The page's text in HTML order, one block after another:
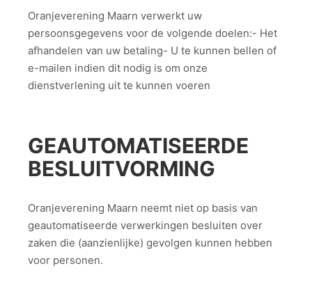
Oranjeverening Maarn verwerkt uw
persoonsgegevens voor de volgende doelen:- Het
afhandelen van uw betaling- U te kunnen bellen of
e-mailen indien dit nodig is om onze
dienstverlening uit te kunnen voeren
GEAUTOMATISEERDE
BESLUITVORMING
Oranjeverening Maarn neemt niet op basis van
geautomatiseerde verwerkingen besluiten over
zaken die (aanzienlijke) gevolgen kunnen hebben
voor personen.